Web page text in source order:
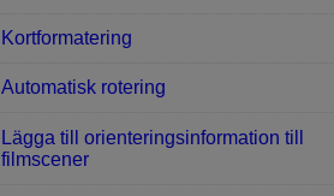
Kortformatering
Automatisk rotering
Lägga till orienteringsinformation till
filmscener